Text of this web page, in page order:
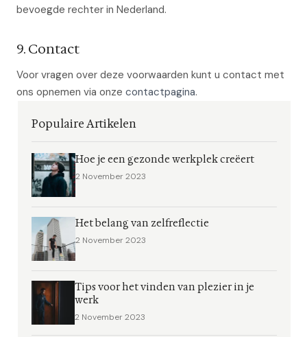
bevoegde rechter in Nederland.
9. Contact
Voor vragen over deze voorwaarden kunt u contact met
ons opnemen via onze contactpagina.
Populaire Artikelen
Hoe je een gezonde werkplek creëert
2 November 2023
Het belang van zelfreflectie
2 November 2023
Tips voor het vinden van plezier in je
werk
2 November 2023